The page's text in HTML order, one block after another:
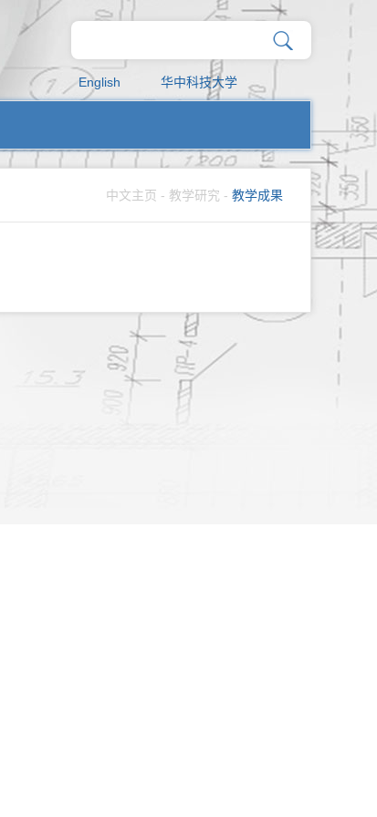
English 华中科技大学
中文主页 - 教学研究 - 教学成果